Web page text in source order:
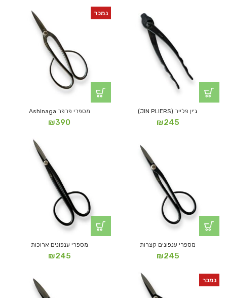
ג׳ין פלייר (JIN PLIERS)
₪245
נמכר
מספרי פרפר Ashinaga
₪390
מספרי ענפונים קצרות
₪245
מספרי ענפונים ארוכות
₪245
נמכר